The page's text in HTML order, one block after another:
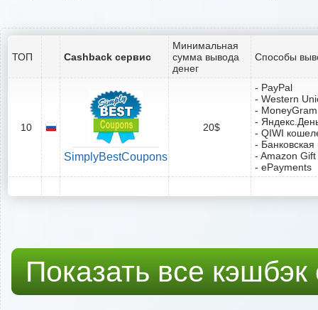
ТОП Cashback сервис
Минимальная
сумма вывода
денег
Способы
10
SimplyBestCoupons
20$
- PayPal
- Western
- MoneyGram
-
- QIWI
-
- Amazon
- ePayments
Показать все